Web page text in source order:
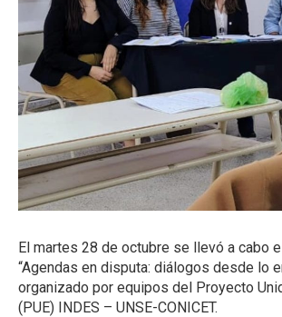
El martes 28 de octubre se llevó a cabo
“Agendas en disputa: diálogos desde lo
organizado por equipos del Proyecto
(PUE) INDES – UNSE-CONICET.